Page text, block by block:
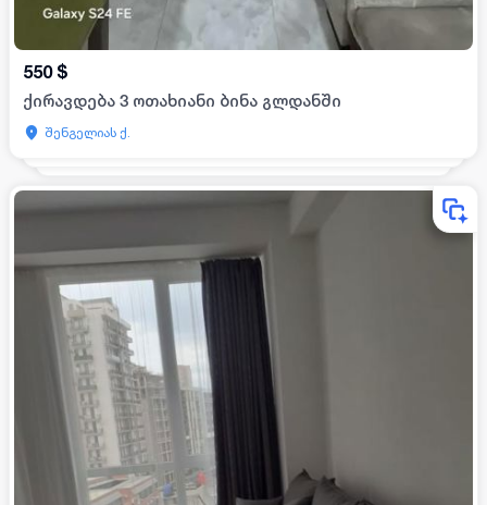
550 $
ქირავდება 3 ოთახიანი ბინა გლდანში
შენგელიას ქ.